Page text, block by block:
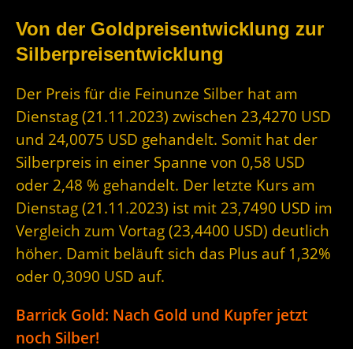
Von der Goldpreisentwicklung zur
Silberpreisentwicklung
Der Preis für die Feinunze Silber hat am
Dienstag (21.11.2023) zwischen 23,4270 USD
und 24,0075 USD gehandelt. Somit hat der
Silberpreis in einer Spanne von 0,58 USD
oder 2,48 % gehandelt. Der letzte Kurs am
Dienstag (21.11.2023) ist mit 23,7490 USD im
Vergleich zum Vortag (23,4400 USD) deutlich
höher. Damit beläuft sich das Plus auf 1,32%
oder 0,3090 USD auf.
Barrick Gold: Nach Gold und Kupfer jetzt
noch Silber!